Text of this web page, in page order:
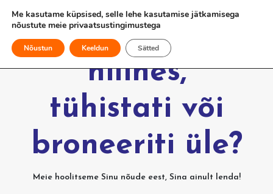
Kas Sinu lend
hilines,
tühistati või
broneeriti üle?
Meie hoolitseme Sinu nõude eest, Sina ainult lenda!
Me kasutame küpsised, selle lehe kasutamise jätkamisega
nõustute meie privaatsustingimustega
Nõustun Keeldun Sätted